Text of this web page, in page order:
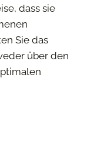
dass sie
Sie das
über den